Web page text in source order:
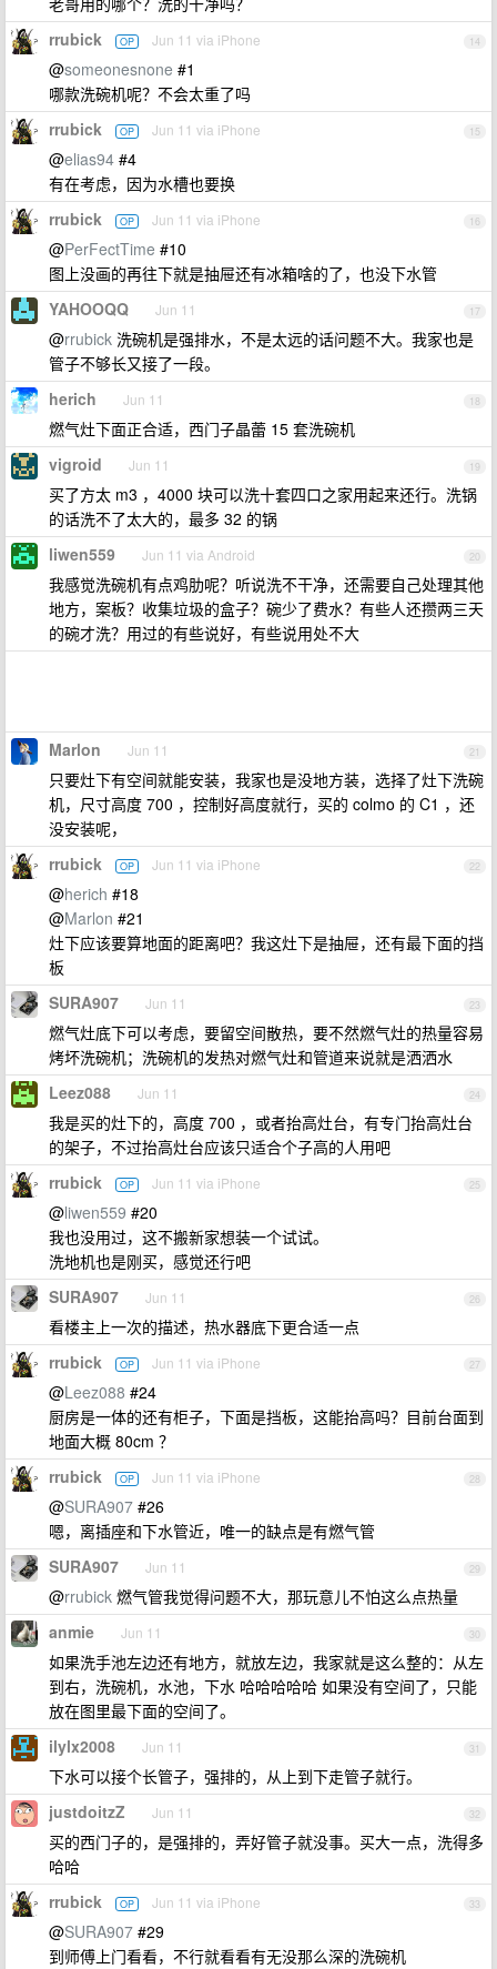
14
rrubick OP Jun 11 via iPhone
@someonesnone #1
哪款洗碗机呢？不会太重了吗
15
rrubick OP Jun 11 via iPhone
@elias94 #4
有在考虑，因为水槽也要换
16
rrubick OP Jun 11 via iPhone
@PerFectTime #10
图上没画的再往下就是抽屉还有冰箱啥的了，也没下水管
17
YAHOOQQ Jun 11
@rrubick 洗碗机是强排水，不是太远的话问题不大。我家也是
管子不够长又接了一段。
18
herich Jun 11
燃气灶下面正合适，西门子晶蕾 15 套洗碗机
19
vigroid Jun 11
买了方太 m3 ，4000 块可以洗十套四口之家用起来还行。洗锅
的话洗不了太大的，最多 32 的锅
20
liwen559 Jun 11 via Android
我感觉洗碗机有点鸡肋呢？听说洗不干净，还需要自己处理其他
地方，案板？收集垃圾的盒子？碗少了费水？有些人还攒两三天
的碗才洗？用过的有些说好，有些说用处不大
21
Marlon Jun 11
只要灶下有空间就能安装，我家也是没地方装，选择了灶下洗碗
机，尺寸高度 700 ，控制好高度就行，买的 colmo 的 C1 ，还
没安装呢，
22
rrubick OP Jun 11 via iPhone
@herich #18
@Marlon #21
灶下应该要算地面的距离吧？我这灶下是抽屉，还有最下面的挡
板
23
SURA907 Jun 11
燃气灶底下可以考虑，要留空间散热，要不然燃气灶的热量容易
烤坏洗碗机；洗碗机的发热对燃气灶和管道来说就是洒洒水
24
Leez088 Jun 11
我是买的灶下的，高度 700 ，或者抬高灶台，有专门抬高灶台
的架子，不过抬高灶台应该只适合个子高的人用吧
25
rrubick OP Jun 11 via iPhone
@liwen559 #20
我也没用过，这不搬新家想装一个试试。
洗地机也是刚买，感觉还行吧
26
SURA907 Jun 11
看楼主上一次的描述，热水器底下更合适一点
27
rrubick OP Jun 11 via iPhone
@Leez088 #24
厨房是一体的还有柜子，下面是挡板，这能抬高吗？目前台面到
地面大概 80cm ？
28
rrubick OP Jun 11 via iPhone
@SURA907 #26
嗯，离插座和下水管近，唯一的缺点是有燃气管
29
SURA907 Jun 11
@rrubick 燃气管我觉得问题不大，那玩意儿不怕这么点热量
30
anmie Jun 11
如果洗手池左边还有地方，就放左边，我家就是这么整的：从左
到右，洗碗机，水池，下水 哈哈哈哈哈 如果没有空间了，只能
放在图里最下面的空间了。
31
ilylx2008 Jun 11
下水可以接个长管子，强排的，从上到下走管子就行。
32
justdoitzZ Jun 11
买的西门子的，是强排的，弄好管子就没事。买大一点，洗得多
哈哈
33
rrubick OP Jun 11 via iPhone
@SURA907 #29
到师傅上门看看，不行就看看有无没那么深的洗碗机